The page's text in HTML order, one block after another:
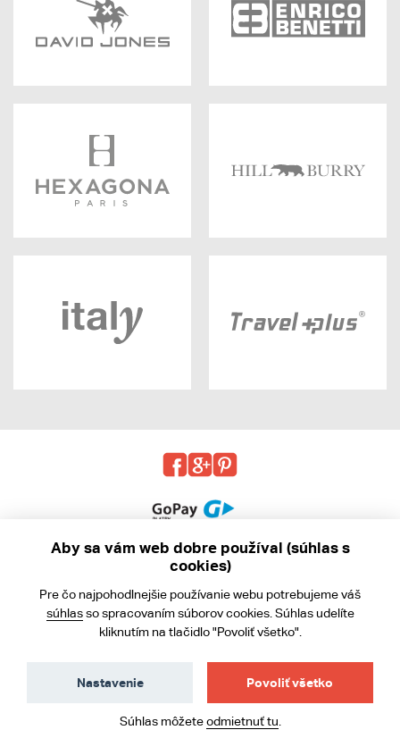
Obchodné podmienky
Ochrana osobných údajov
Aby sa vám web dobre používal (súhlas s
cookies)
Pre čo najpohodlnejšie používanie webu potrebujeme váš
súhlasso spracovaním súborov cookies. Súhlas udelíte
kliknutím na tlačidlo "Povoliť všetko".
Povoliť všetko
Nastavenie
Súhlas môžeteodmietnuť tu